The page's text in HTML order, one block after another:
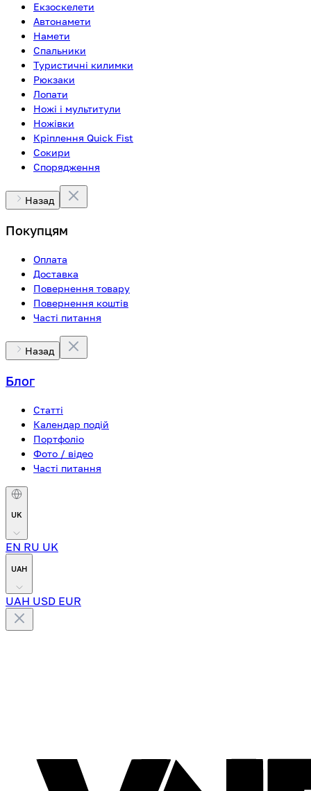
Екзоскелети
Автонамети
Намети
Спальники
Туристичні килимки
Рюкзаки
Лопати
Ножі і мультитули
Ножівки
Кріплення Quick Fist
Сокири
Спорядження
Назад
Покупцям
Оплата
Доставка
Повернення товару
Повернення коштів
Часті питання
Назад
Блог
Статті
Календар подій
Портфоліо
Фото / відео
Часті питання
UK
EN RU UK
UAH
UAH USD EUR